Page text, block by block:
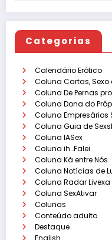
Categorias
Calendário Erótico
Coluna Cartas, Sexo
Coluna De Pernas
Coluna Dona do
Coluna Empresários
Coluna Guia de
Coluna IASex
Coluna ih…Falei
Coluna Ká entre Nós
Coluna Notícias de
Coluna Radar Livexa
Coluna SexAtivar
Colunas
Conteúdo adulto
Destaque
English